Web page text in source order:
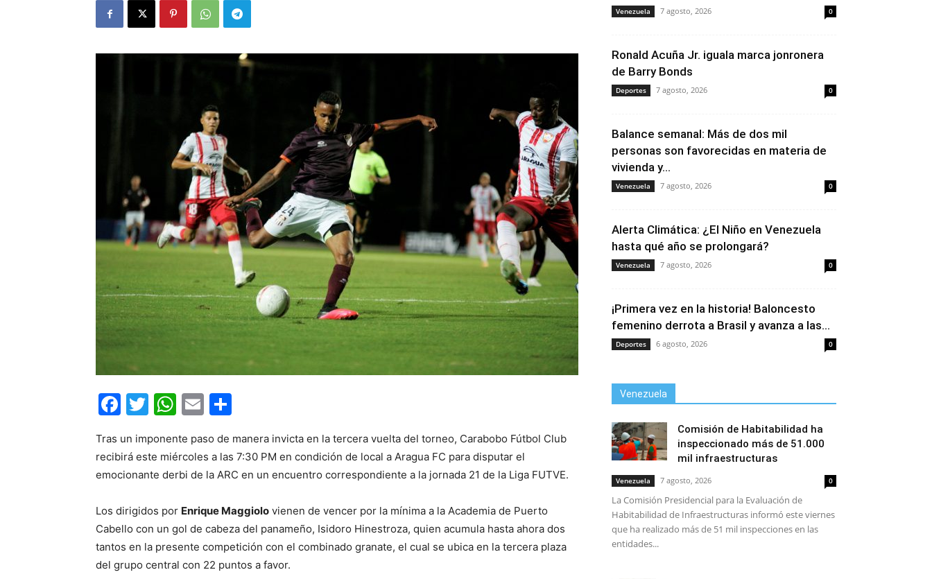
Facebook
Twitter
WhatsApp
Email
Tras un imponente paso de manera invicta en la tercera vuelta del torneo, Carabobo Fútbol Club
recibirá este miércoles a las 7:30 PM en condición de local a Aragua FC para disputar el
emocionante derbi de la ARC en un encuentro correspondiente a la jornada 21 de la Liga FUTVE.
Los dirigidos por Enrique Maggiolo vienen de vencer por la mínima a la Academia de Puerto
Cabello con un gol de cabeza del panameño, Isidoro Hinestroza, quien acumula hasta ahora dos
tantos en la presente competición con el combinado granate, el cual se ubica en la tercera plaza
del grupo central con 22 puntos a favor.
Venezuela 7 agosto, 2026 0
Ronald Acuña Jr. iguala marca jonronera
de Barry Bonds
Deportes 7 agosto, 2026 0
Balance semanal: Más de dos mil
personas son favorecidas en materia de
vivienda y...
Venezuela 7 agosto, 2026 0
Alerta Climática: ¿El Niño en Venezuela
hasta qué año se prolongará?
Venezuela 7 agosto, 2026 0
¡Primera vez en la historia! Baloncesto
femenino derrota a Brasil y avanza a las...
Deportes 6 agosto, 2026 0
Venezuela
Comisión de Habitabilidad ha
inspeccionado más de 51.000
mil infraestructuras
Venezuela 7 agosto, 2026 0
La Comisión Presidencial para la Evaluación de
Habitabilidad de Infraestructuras informó este viernes
que ha realizado más de 51 mil inspecciones en las
entidades...